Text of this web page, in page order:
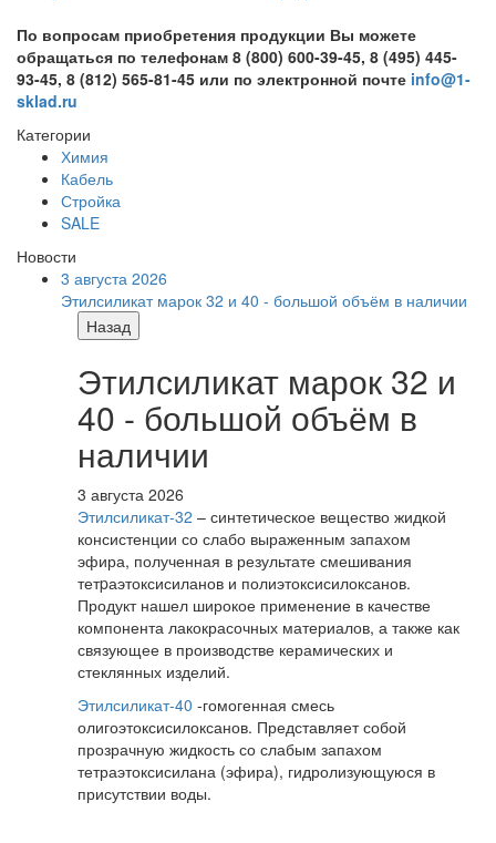
По вопросам приобретения продукции Вы можете
обращаться по телефонам 8 (800) 600-39-45, 8 (495) 445-
93-45, 8 (812) 565-81-45 или по электронной почте info@1-
sklad.ru
Категории
Химия
Кабель
Стройка
SALE
Новости
3 августа 2026
Этилсиликат марок 32 и 40 - большой объём в наличии
Назад
Этилсиликат марок 32 и
40 - большой объём в
наличии
3 августа 2026
Этилсиликат-32 – синтетическое вещество жидкой
консистенции со слабо выраженным запахом
эфира, полученная в результате смешивания
тетpаэтоксисиланов и полиэтоксисилоксанов.
Продукт нашел широкое применение в качестве
компонента лакокрасочных материалов, а также как
связующее в производстве керамических и
стеклянных изделий.
Этилсиликат-40 -гомогенная смесь
олигоэтоксисилоксанов. Представляет собой
прозрачную жидкость со слабым запахом
тетраэтоксисилана (эфира), гидролизующуюся в
присутствии воды.